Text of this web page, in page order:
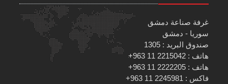
غرفة صناعة دمشق
سوريا - دمشق
صندوق البريد : 1305
هاتف : 2215042 11 963+
هاتف : 2222205 11 963+
فاكس : 2245981 11 963+